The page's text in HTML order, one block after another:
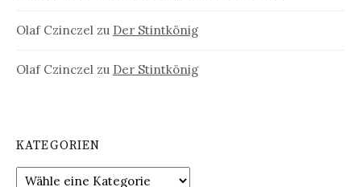
Olaf Czinczel zu Der Stintkönig
Olaf Czinczel zu Der Stintkönig
KATEGORIEN